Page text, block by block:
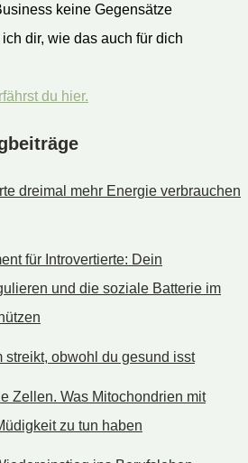
keine Gegensätze
dir, wie das auch für dich
du hier.
dreimal mehr Energie verbrauchen
für Introvertierte: Dein
und die soziale Batterie im
streikt, obwohl du gesund isst
Zellen. Was Mitochondrien mit
zu tun haben